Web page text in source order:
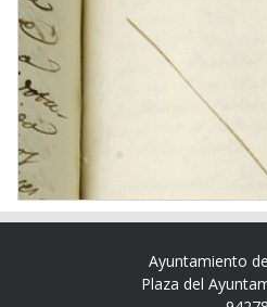
Ayuntamiento
Plaza del